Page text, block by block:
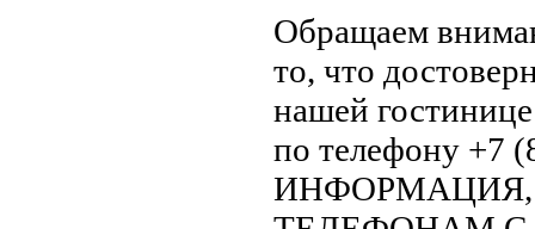
Обращаем
то, что
нашей
по телефону +7
ИНФОРМАЦИЯ,